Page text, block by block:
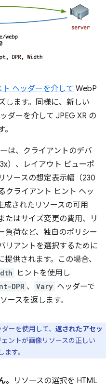
ヘッダーを介して WebP
します。同様に、新しい
ダーを介して JPEG XR の
は、クライアントのデバ
）、レイアウト ビューポ
ソースの想定表示幅（230
クライアント ヒント ヘッ
成されたリソースの可用
たはサイズ変更の費用、リ
負荷など、独自のポリシー
リアントを選択するために
供されます。この場合、
ヒントを使用し
DPR 、 Vary ヘッダーで
ースを返します。
ーを使用して、 返されたアセッ
ントが画像リソースの正しい
す。
リソースの選択を HTML